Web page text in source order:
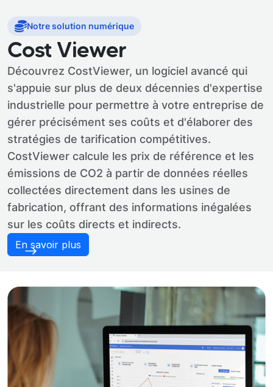
Notre solution numérique
Cost Viewer
Découvrez CostViewer, un logiciel avancé qui
s'appuie sur plus de deux décennies d'expertise
industrielle pour permettre à votre entreprise de
gérer précisément ses coûts et d'élaborer des
stratégies de tarification compétitives.
CostViewer calcule les prix de référence et les
émissions de CO2 à partir de données réelles
collectées directement dans les usines de
fabrication, offrant des informations inégalées
sur les coûts directs et indirects.
En savoir plus